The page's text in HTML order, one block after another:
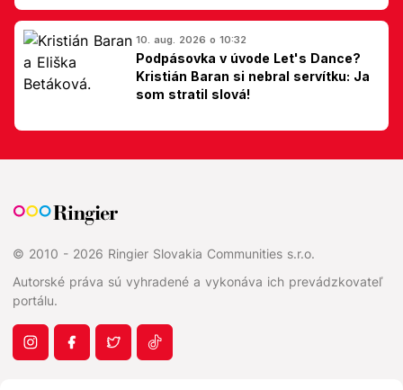
Slovákom
10. aug. 2026 o 10:32
Podpásovka v úvode Let's Dance?
Kristián Baran si nebral servítku: Ja
som stratil slová!
© 2010 - 2026 Ringier Slovakia Communities s.r.o.
Autorské práva sú vyhradené a vykonáva ich prevádzkovateľ
portálu.